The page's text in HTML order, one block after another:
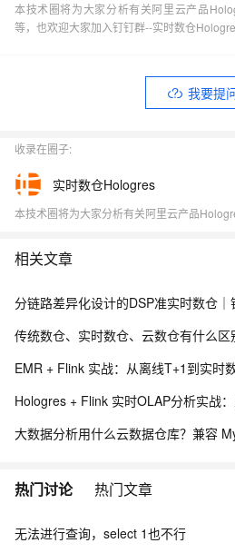
本技术圈将为大家分析有关阿里云产品
等，也欢迎大家加入钉钉群--实时数仓
我要提
收录在圈子:
实时数仓Hologres
相关文章
EMR + Flink 实战：从离线T+1到实时
大数据分析用什么云数据仓库？兼容
热门讨论 热门文章
无法进行查询，select 1也不行